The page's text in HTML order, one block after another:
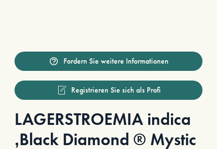
Fordern Sie weitere Informationen
Registrieren Sie sich als Profi
LAGERSTROEMIA indica
‚Black Diamond ® Mystic